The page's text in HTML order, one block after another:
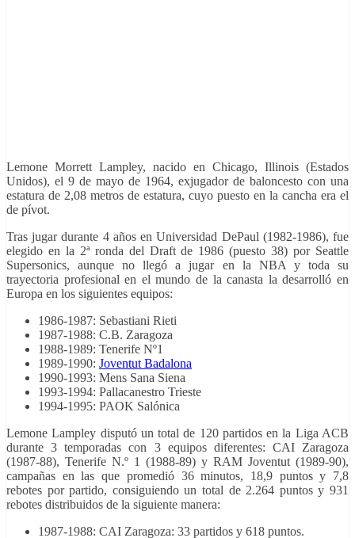
Lemone Morrett Lampley, nacido en Chicago, Illinois (Estados
Unidos), el 9 de mayo de 1964, exjugador de baloncesto con una
estatura de 2,08 metros de estatura, cuyo puesto en la cancha era el
de pívot.
Tras jugar durante 4 años en Universidad DePaul (1982-1986), fue
elegido en la 2ª ronda del Draft de 1986 (puesto 38) por Seattle
Supersonics, aunque no llegó a jugar en la NBA y toda su
trayectoria profesional en el mundo de la canasta la desarrolló en
Europa en los siguientes equipos:
1986-1987: Sebastiani Rieti
1987-1988: C.B. Zaragoza
1988-1989: Tenerife Nº1
1989-1990: Joventut Badalona
1990-1993: Mens Sana Siena
1993-1994: Pallacanestro Trieste
1994-1995: PAOK Salónica
Lemone Lampley disputó un total de 120 partidos en la Liga ACB
durante 3 temporadas con 3 equipos diferentes: CAI Zaragoza
(1987-88), Tenerife N.º 1 (1988-89) y RAM Joventut (1989-90),
campañas en las que promedió 36 minutos, 18,9 puntos y 7,8
rebotes por partido, consiguiendo un total de 2.264 puntos y 931
rebotes distribuidos de la siguiente manera:
1987-1988: CAI Zaragoza: 33 partidos y 618 puntos.